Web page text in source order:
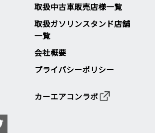
取扱中古車販売店様一覧
取扱ガソリンスタンド店舗
一覧
会社概要
プライバシーポリシー
カーエアコンラボ